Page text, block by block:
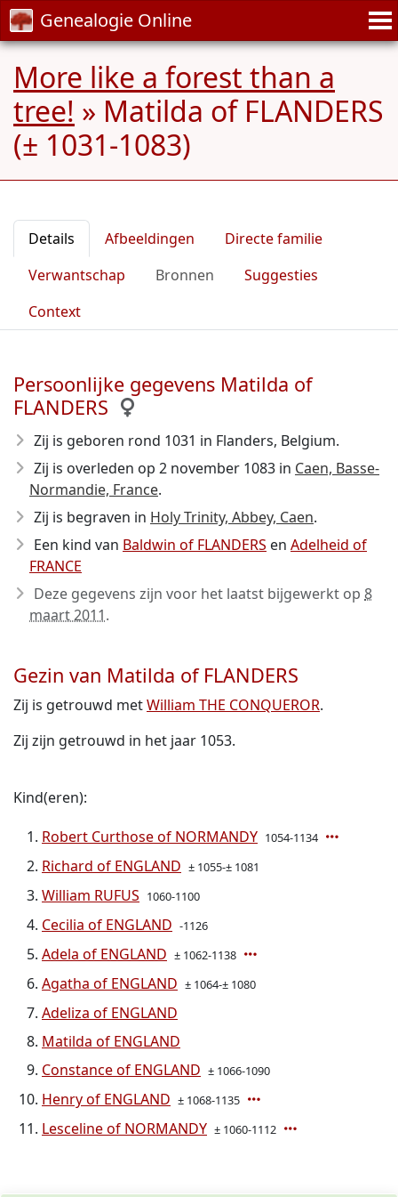
Genealogie Online
More like a forest than a
tree! » Matilda of FLANDERS
(± 1031-1083)
Details Afbeeldingen
Directe familie
Verwantschap
Bronnen
Suggesties
Context
Persoonlijke gegevens Matilda of
FLANDERS
Zij is geboren rond 1031 in Flanders, Belgium.
Zij is overleden op 2 november 1083 in Caen, Basse-
Normandie, France.
Zij is begraven in Holy Trinity, Abbey, Caen.
Een kind van Baldwin of FLANDERS en Adelheid of
FRANCE
Deze gegevens zijn voor het laatst bijgewerkt op 8
maart 2011.
Gezin van Matilda of FLANDERS
Zij is getrouwd metWilliam THE CONQUEROR.
Zij zijn getrouwd in het jaar 1053.
Kind(eren):
Robert Curthose of NORMANDY 1054-1134
Richard of ENGLAND ± 1055-± 1081
William RUFUS 1060-1100
Cecilia of ENGLAND -1126
Adela of ENGLAND ± 1062-1138
Agatha of ENGLAND ± 1064-± 1080
Adeliza of ENGLAND
Matilda of ENGLAND
Constance of ENGLAND ± 1066-1090
Henry of ENGLAND ± 1068-1135
Lesceline of NORMANDY ± 1060-1112